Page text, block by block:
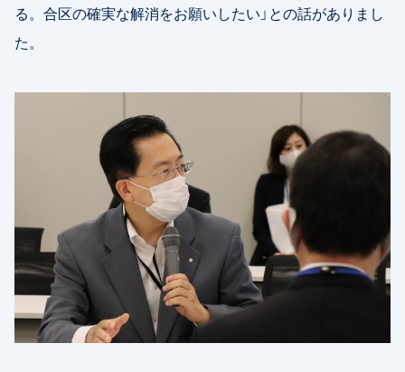
る。合区の確実な解消をお願いしたい」との話がありまし
た。